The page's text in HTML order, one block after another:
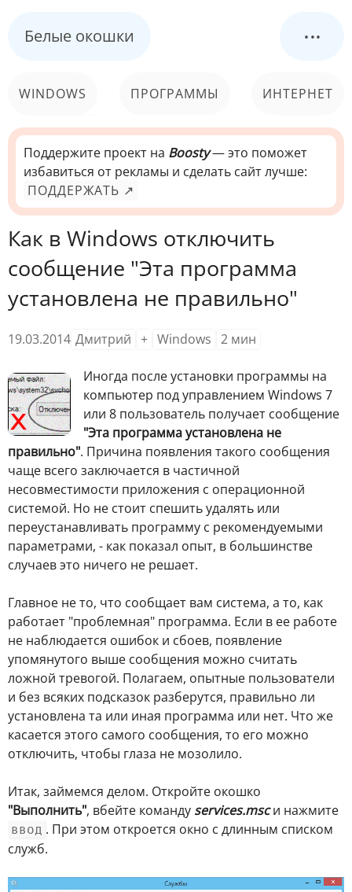
Белые окошки ...
WINDOWS ПРОГРАММЫ ИНТЕРНЕТ
КОМПЬЮТЕР
СИСТЕМА
Поддержите проект на Boosty— это поможет
избавиться от рекламы и сделать сайт лучше:
ПОДДЕРЖАТЬ ↗
Как в Windows отключить
сообщение "Эта программа
установлена не правильно"
19.03.2014 Дмитрий + Windows 2 мин
Иногда после установки программы на
компьютер под управлением Windows 7
или 8 пользователь получает сообщение
"Эта программа установлена не
правильно". Причина появления такого сообщения
чаще всего заключается в частичной
несовместимости приложения с операционной
системой. Но не стоит спешить удалять или
переустанавливать программу с рекомендуемыми
параметрами, - как показал опыт, в большинстве
случаев это ничего не решает.
Главное не то, что сообщает вам система, а то, как
работает "проблемная" программа. Если в ее работе
не наблюдается ошибок и сбоев, появление
упомянутого выше сообщения можно считать
ложной тревогой. Полагаем, опытные пользователи
и без всяких подсказок разберутся, правильно ли
установлена та или иная программа или нет. Что же
касается этого самого сообщения, то его можно
отключить, чтобы глаза не мозолило.
Итак, займемся делом. Откройте окошко
"Выполнить", вбейте команду services.mscи нажмите
ввод . При этом откроется окно с длинным списком
служб.